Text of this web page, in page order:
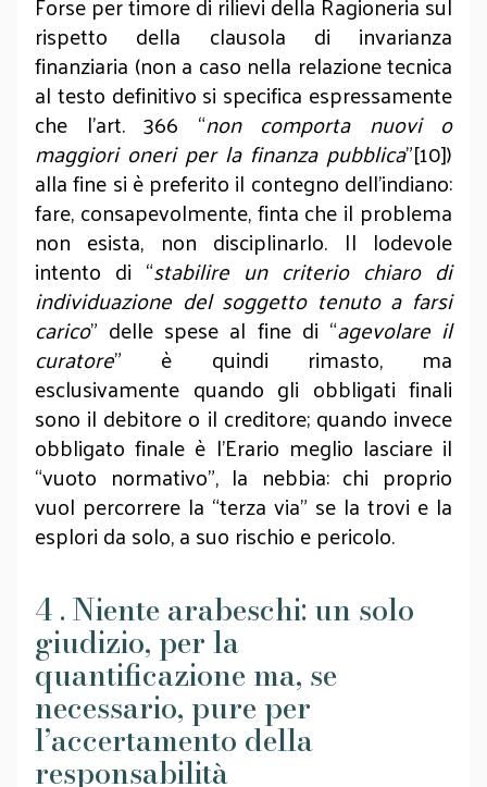
rispetto della clausola di invarianza
finanziaria (non a caso nella relazione tecnica
al testo definitivo si specifica espressamente
che l’art. 366 “non comporta nuovi o
maggiori oneri per la finanza pubblica”[10])
alla fine si è preferito il contegno dell’indiano:
fare, consapevolmente, finta che il problema
non esista, non disciplinarlo. Il lodevole
intento di “stabilire un criterio chiaro di
individuazione del soggetto tenuto a farsi
carico” delle spese al fine di “agevolare il
curatore” è quindi rimasto, ma
esclusivamente quando gli obbligati finali
sono il debitore o il creditore; quando invece
obbligato finale è l’Erario meglio lasciare il
“vuoto normativo”, la nebbia: chi proprio
vuol percorrere la “terza via” se la trovi e la
esplori da solo, a suo rischio e pericolo.
4 . Niente arabeschi: un solo
giudizio, per la
quantificazione ma, se
necessario, pure per
l’accertamento della
responsabilità